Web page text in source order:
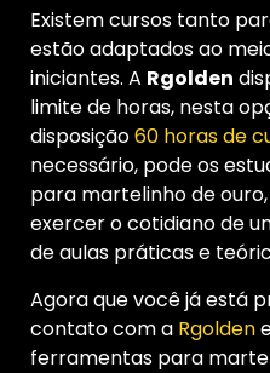
Existem cursos tanto
estão adaptados ao
iniciantes. A Rgolden
limite de horas, nesta
disposição60 horas de
necessário, pode os
para martelinho de
exercer o cotidiano de
de aulas práticas e
Agora que você já está
contato com a Rgolden
ferramentas para